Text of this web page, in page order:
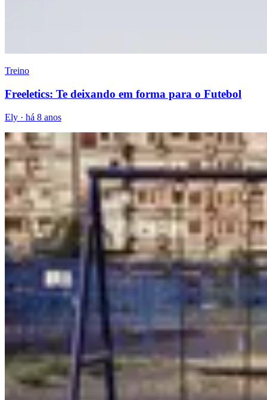
Treino
Freeletics: Te deixando em forma para o Futebol
Ely · há 8 anos